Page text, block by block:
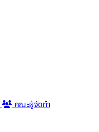
คณะผู้จัดทำ